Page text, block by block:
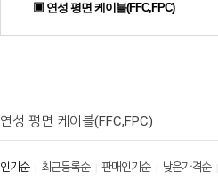
▣ 연성 평면 케이블(FFC,FPC)
연성 평면 케이블(FFC,FPC)
인기순| 최근등록순| 판매인기순| 낮은가격순|